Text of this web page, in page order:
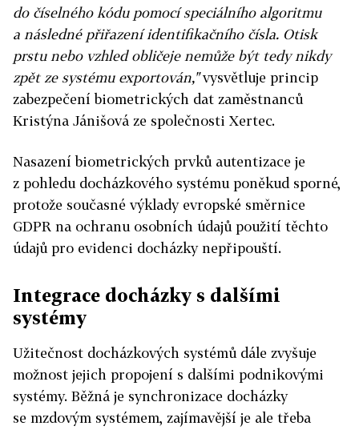
do číselného kódu pomocí speciálního algoritmu
a následné přiřazení identifikačního čísla. Otisk
prstu nebo vzhled obličeje nemůže být tedy nikdy
zpět ze systému exportován,"vysvětluje princip
zabezpečení biometrických dat zaměstnanců
Kristýna Jánišová ze společnosti Xertec.
Nasazení biometrických prvků autentizace je
z pohledu docházkového systému poněkud sporné,
protože současné výklady evropské směrnice
GDPR na ochranu osobních údajů použití těchto
údajů pro evidenci docházky nepřipouští.
Integrace docházky s dalšími
systémy
Užitečnost docházkových systémů dále zvyšuje
možnost jejich propojení s dalšími podnikovými
systémy. Běžná je synchronizace docházky
se mzdovým systémem, zajímavější je ale třeba